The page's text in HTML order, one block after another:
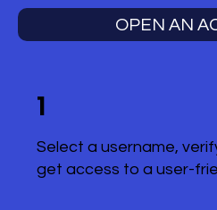
OPEN AN
1
Select a username,
get access to a user-